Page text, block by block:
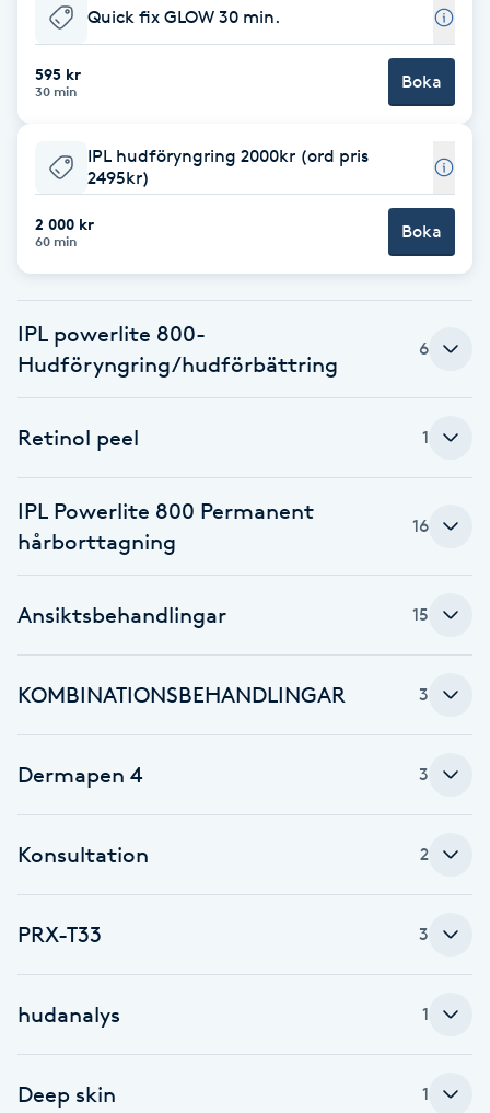
Babylights
Balayage
Bambumassage
Barber
BIAB
Brynformning
Brynplockning
Coachning
Color correction
D
Quick fix GLOW 30 min.
595 kr
30 min Boka
IPL hudföryngring 2000kr (ord pris
2495kr)
2 000 kr
60 min Boka
IPL powerlite 800-
Hudföryngring/hudförbättring
6
Retinol peel 1
IPL Powerlite 800 Permanent
hårborttagning
16
Ansiktsbehandlingar 15
KOMBINATIONSBEHANDLINGAR 3
Dermapen 4 3
Konsultation 2
PRX-T33 3
hudanalys 1
Deep skin 1